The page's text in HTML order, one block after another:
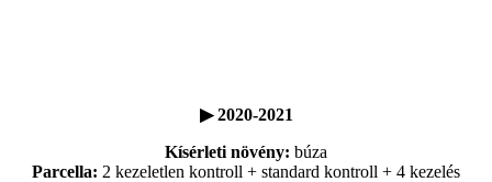
▶ 2020-2021
Kísérleti növény: búza
Parcella: 2 kezeletlen kontroll + standard kontroll + 4 kezelés